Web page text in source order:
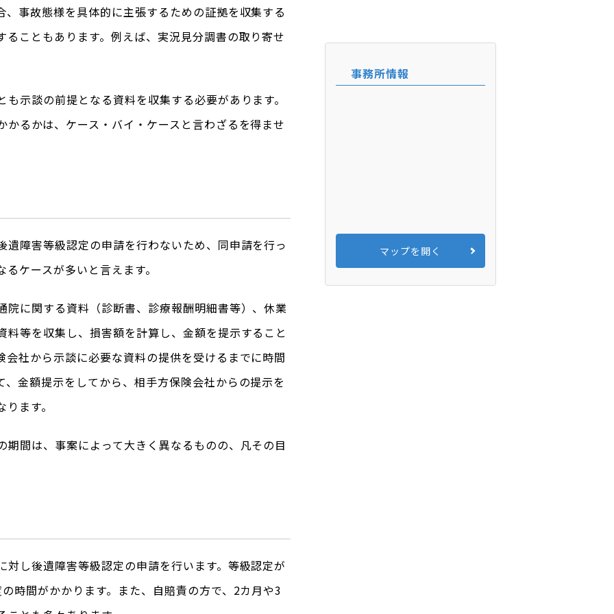
事故態様を具体的に主張するための証拠を収集する
こともあります。例えば、実況見分調書の取り寄せ
示談の前提となる資料を収集する必要があります。
るかは、ケース・バイ・ケースと言わざるを得ませ
障害等級認定の申請を行わないため、同申請を行っ
ケースが多いと言えます。
院に関する資料（診断書、診療報酬明細書等）、休業
等を収集し、損害額を計算し、金額を提示すること
社から示談に必要な資料の提供を受けるまでに時間
金額提示をしてから、相手方保険会社からの提示を
ます。
間は、事案によって大きく異なるものの、凡その目
し後遺障害等級認定の申請を行います。等級認定が
時間がかかります。また、自賠責の方で、2カ月や3
事務所情報
マップを開く